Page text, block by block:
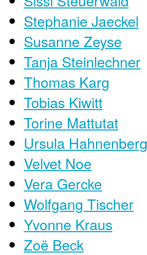
Stephanie Jaeckel
Susanne Zeyse
Tanja Steinlechner
Thomas Karg
Tobias Kiwitt
Torine Mattutat
Ursula Hahnenberg
Velvet Noe
Vera Gercke
Wolfgang Tischer
Yvonne Kraus
Zoë Beck